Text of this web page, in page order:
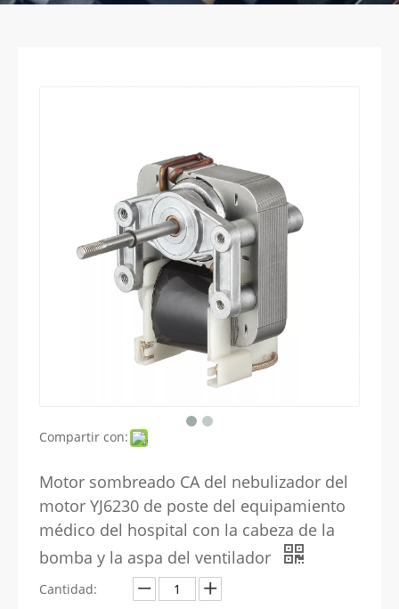
Compartir con:
Motor sombreado CA del nebulizador del
motor YJ6230 de poste del equipamiento
médico del hospital con la cabeza de la
bomba y la aspa del ventilador
Cantidad: